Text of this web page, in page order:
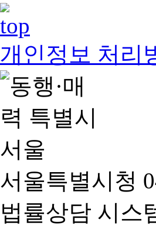
개인정보 처리
서울특별시청
법률상담 시스